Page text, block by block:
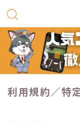
利用規約／特